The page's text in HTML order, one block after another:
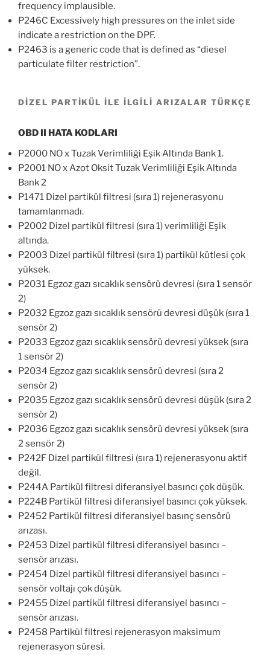
frequency implausible.
P246C Excessively high pressures on the inlet side
indicate a restriction on the DPF.
P2463 is a generic code that is defined as “diesel
particulate filter restriction”.
DİZEL PARTİKÜL İLE İLGİLİ ARIZALAR TÜRKÇE
OBD II HATA KODLARI
P2000 NO x Tuzak Verimliliği Eşik Altında Bank 1.
P2001 NO x Azot Oksit Tuzak Verimliliği Eşik Altında
Bank 2
P1471 Dizel partikül filtresi (sıra 1) rejenerasyonu
tamamlanmadı.
P2002 Dizel partikül filtresi (sıra 1) verimliliği Eşik
altında.
P2003 Dizel partikül filtresi (sıra 1) partikül kütlesi çok
yüksek.
P2031 Egzoz gazı sıcaklık sensörü devresi (sıra 1 sensör
2)
P2032 Egzoz gazı sıcaklık sensörü devresi düşük (sıra 1
sensör 2)
P2033 Egzoz gazı sıcaklık sensörü devresi yüksek (sıra
1 sensör 2)
P2034 Egzoz gazı sıcaklık sensörü devresi (sıra 2
sensör 2)
P2035 Egzoz gazı sıcaklık sensörü devresi düşük (sıra 2
sensör 2)
P2036 Egzoz gazı sıcaklık sensörü devresi yüksek (sıra
2 sensör 2)
P242F Dizel partikül filtresi (sıra 1) rejenerasyonu aktif
değil.
P244A Partikül filtresi diferansiyel basıncı çok düşük.
P224B Partikül filtresi diferansiyel basıncı çok yüksek.
P2452 Partikül filtresi diferansiyel basınç sensörü
arızası.
P2453 Dizel partikül filtresi diferansiyel basıncı –
sensör arızası.
P2454 Dizel partikül filtresi diferansiyel basıncı –
sensör voltajı çok düşük.
P2455 Dizel partikül filtresi diferansiyel basıncı –
sensör arızası.
P2458 Partikül filtresi rejenerasyon maksimum
rejenerasyon süresi.